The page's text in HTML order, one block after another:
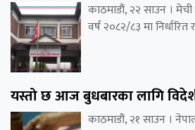
काठमाडौं, २२ साउन ।
वर्ष २०८२/८३ मा
यस्तो छ आज बुधबारका लागि
काठमाडौं, २१ साउन ।